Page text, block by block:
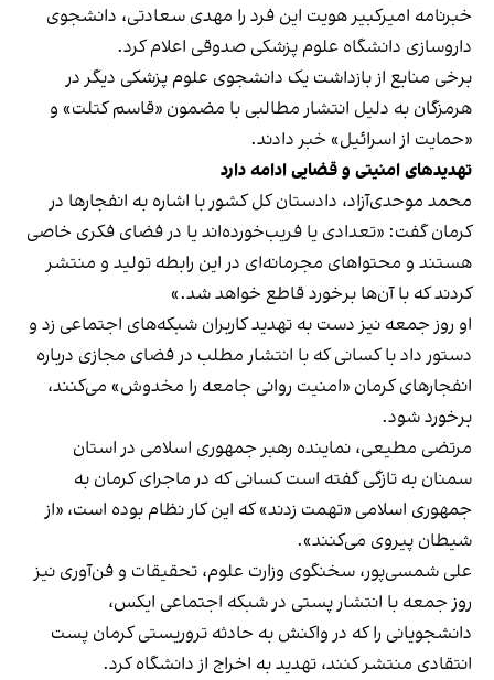
خبرنامه امیرکبیر هویت این فرد را مهدی سعادتی، دانشجوی
داروسازی دانشگاه علوم پزشکی صدوقی اعلام کرد.
برخی منابع از بازداشت یک دانشجوی علوم پزشکی دیگر در
هرمزگان به دلیل انتشار مطالبی با مضمون «قاسم کتلت» و
«حمایت از اسرائیل» خبر دادند.
تهدیدهای امنیتی و قضایی ادامه دارد
محمد موحدی‌آزاد، دادستان کل کشور با اشاره به انفجارها در
کرمان گفت: «تعدادی یا فریب‌خورده‌اند یا در فضای فکری خاصی
هستند و محتواهای مجرمانه‌ای در این رابطه تولید و منتشر
کردند که با آن‌ها برخورد قاطع خواهد شد.»
او روز جمعه نیز دست به تهدید کاربران شبکه‌های اجتماعی زد و
دستور داد با کسانی که با انتشار مطلب در فضای مجازی درباره
انفجارهای کرمان «امنیت روانی جامعه را مخدوش» می‌کنند،
برخورد شود.
مرتضی مطیعی، نماینده رهبر جمهوری اسلامی در استان
سمنان به تازگی گفته است کسانی که در ماجرای کرمان به
جمهوری اسلامی «تهمت زدند» که این کار نظام بوده است، «از
شیطان پیروی می‌کنند».
علی شمسی‌پور، سخنگوی وزارت علوم، تحقیقات و فن‌آوری نیز
روز جمعه با انتشار پستی در شبکه اجتماعی ایکس،
دانشجویانی را که در واکنش به حادثه تروریستی کرمان پست
انتقادی منتشر کنند، تهدید به اخراج از دانشگاه کرد.